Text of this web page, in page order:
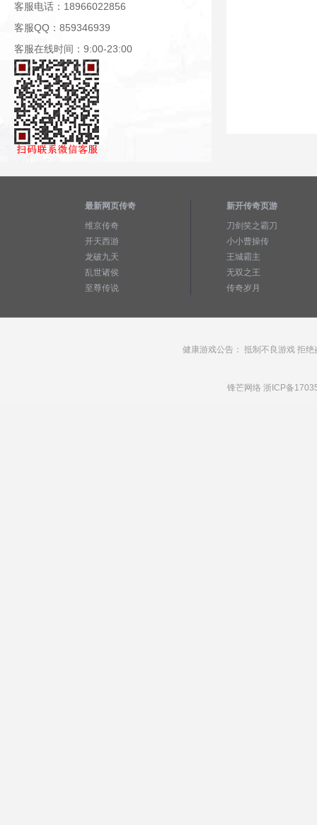
客服电话：18966022856
客服QQ：859346939
客服在线时间：9:00-23:00
最新网页传奇
维京传奇
开天西游
龙破九天
乱世诸侯
至尊传说
新开传奇页游
刀剑笑之霸刀
小小曹操传
王城霸主
无双之王
传奇岁月
健康游戏公告： 抵制不良游戏 拒
锋芒网络 浙ICP备